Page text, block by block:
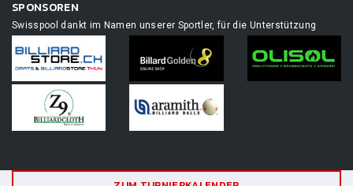
SPONSOREN
Swisspool dankt im Namen unserer Sportler, für die Unterstützung